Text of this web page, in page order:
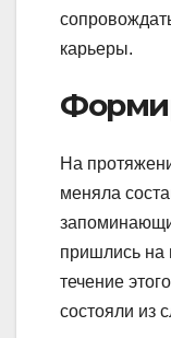
карьеры.
На
меняла
пришлись на
течение
состояли из